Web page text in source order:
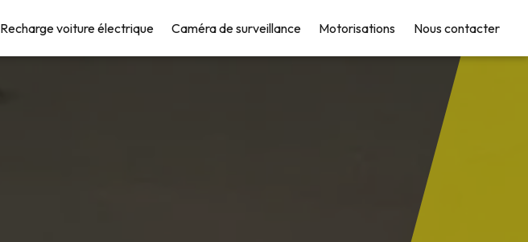
Recharge voiture électrique Caméra de surveillance Motorisations Nous contacter